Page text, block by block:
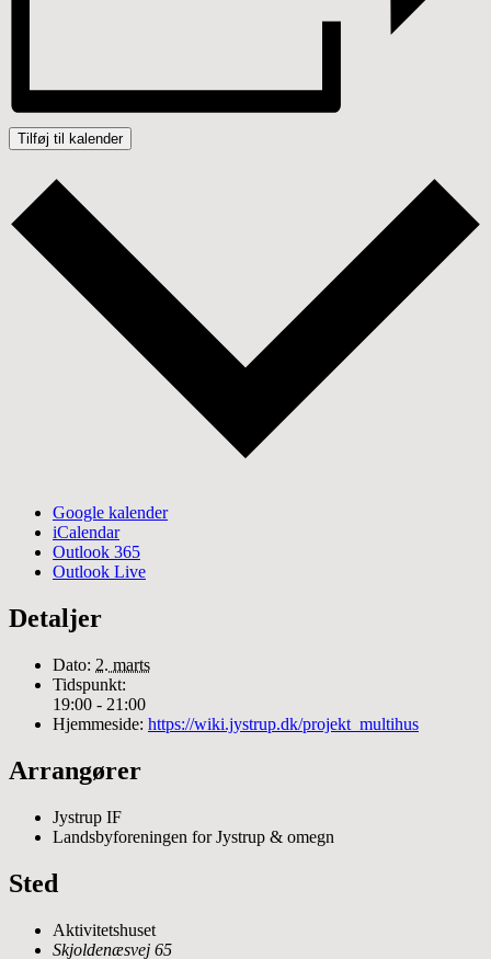
Tilføj til kalender
Google kalender
iCalendar
Outlook 365
Outlook Live
Detaljer
Dato: 2. marts
Tidspunkt:
19:00 - 21:00
Hjemmeside: https://wiki.jystrup.dk/projekt_multihus
Arrangører
Jystrup IF
Landsbyforeningen for Jystrup & omegn
Sted
Aktivitetshuset
Skjoldenæsvej 65